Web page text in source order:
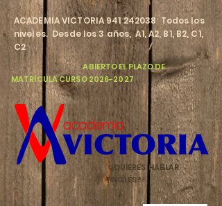
​ACADEMIA VICTORIA941 242038Todos los
niveles. Desde los 3 años, A1, A2, B1, B2, C1,
C2
​ABIERTO EL PLAZO DE
MATRÍCULA CURSO2026-2027
¿QUIERES HABLAR
INGLÉS?